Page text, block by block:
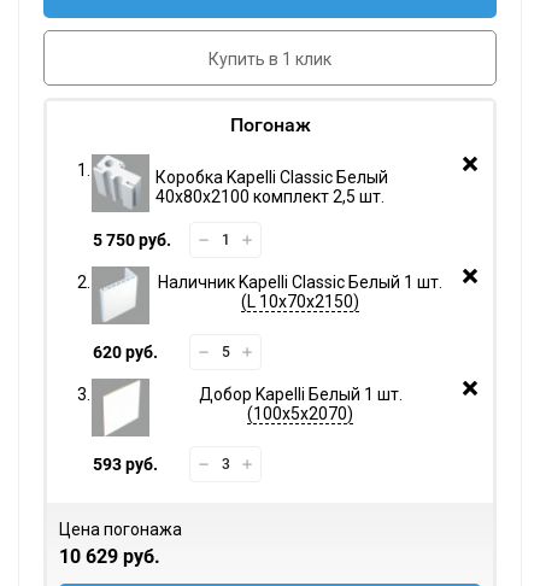
Купить в 1 клик
Погонаж
Коробка Kapelli Classic Белый
40х80х2100 комплект 2,5 шт.
5 750 руб.
Наличник Kapelli Classic Белый 1 шт.
L 10х70х2150
620 руб.
Добор Kapelli Белый 1 шт.
100х5х2070
593 руб.
Цена погонажа
10 629 руб.